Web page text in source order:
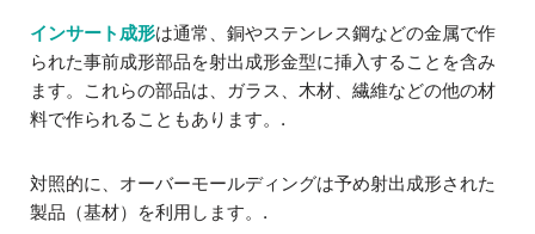
インサート成形は通常、銅やステンレス鋼などの金属で作
られた事前成形部品を射出成形金型に挿入することを含み
ます。これらの部品は、ガラス、木材、繊維などの他の材
料で作られることもあります。.
対照的に、オーバーモールディングは予め射出成形された
製品（基材）を利用します。.